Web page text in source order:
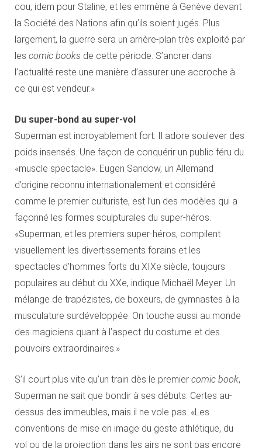
cou, idem pour Staline, et les emmène à Genève devant
la Société des Nations afin qu’ils soient jugés. Plus
largement, la guerre sera un arrière-plan très exploité par
les comic books de cette période. S’ancrer dans
l’actualité reste une manière d’assurer une accroche à
ce qui est vendeur.»
Du super-bond au super-vol
Superman est incroyablement fort. Il adore soulever des
poids insensés. Une façon de conquérir un public féru du
«muscle spectacle». Eugen Sandow, un Allemand
d’origine reconnu internationalement et considéré
comme le premier culturiste, est l’un des modèles qui a
façonné les formes sculpturales du super-héros.
«Superman, et les premiers super-héros, compilent
visuellement les divertissements forains et les
spectacles d’hommes forts du XIXe siècle, toujours
populaires au début du XXe, indique Michaël Meyer. Un
mélange de trapézistes, de boxeurs, de gymnastes à la
musculature surdéveloppée. On touche aussi au monde
des magiciens quant à l’aspect du costume et des
pouvoirs extraordinaires.»
S’il court plus vite qu’un train dès le premier comic book,
Superman ne sait que bondir à ses débuts. Certes au-
dessus des immeubles, mais il ne vole pas. «Les
conventions de mise en image du geste athlétique, du
vol ou de la projection dans les airs ne sont pas encore